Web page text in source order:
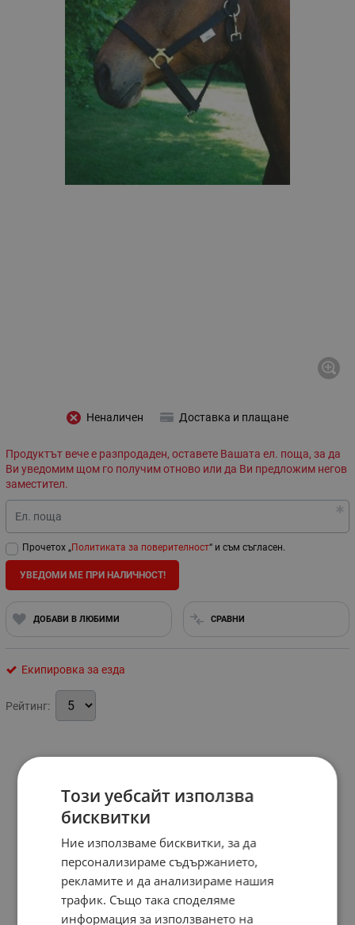
Неналичен Доставка и плащане
Продуктът вече е разпродаден, оставете Вашата ел. поща, за да
Ви уведомим щом го получим отново или да Ви предложим негов
заместител.
Ел. поща
Прочетох „Политиката за поверителност“ и съм съгласен.
УВЕДОМИ МЕ ПРИ НАЛИЧНОСТ!
ДОБАВИ В ЛЮБИМИ СРАВНИ
Екипировка за езда
Рейтинг:
Този уебсайт използва
бисквитки
Ние използваме бисквитки, за да
персонализираме съдържанието,
рекламите и да анализираме нашия
трафик. Също така споделяме
информация за използването на